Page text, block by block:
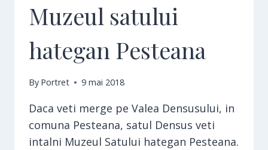
Muzeul satului
hategan Pesteana
By Portret 9 mai 2018
Daca veti merge pe Valea Densusului, in
comuna Pesteana, satul Densus veti
intalni Muzeul Satului hategan Pesteana.